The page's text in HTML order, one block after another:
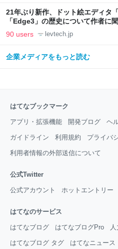
21年ぶり新作、ドット絵エディタ
「Edge3」の歴史について作者に
LAB
90 users levtech.jp
企業メディアをもっと読む
はてなブックマーク
アプリ・拡張機能 開発ブログ ヘ
ガイドライン 利用規約 プライバ
利用者情報の外部送信について
公式Twitter
公式アカウント ホットエントリー
はてなのサービス
はてなブログ はてなブログPro
はてなブログ タグ はてなニュース